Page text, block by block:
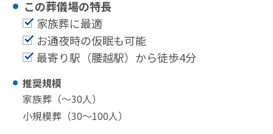
この葬儀場の特⻑
家族葬に最適
お通夜時の仮眠も可能
最寄り駅（腰越駅）から徒歩4分
推奨規模
家族葬（〜30⼈）
小規模葬（30〜100⼈）